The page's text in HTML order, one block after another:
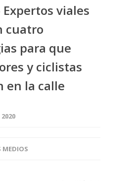
Expertos viales
cuatro
para que
y ciclistas
en la calle
MEDIOS